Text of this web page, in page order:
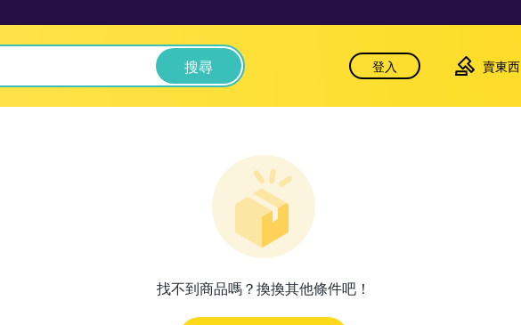
搜尋 登入 賣東西
找不到商品嗎？換換其他條件吧！